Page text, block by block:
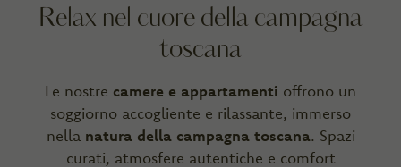
Relax nel cuore della campagna
toscana
Le nostre camere e appartamenti offrono un
soggiorno accogliente e rilassante, immerso
nella natura della campagna toscana. Spazi
curati, atmosfere autentiche e comfort